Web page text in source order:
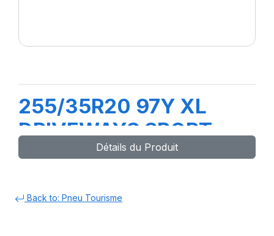
255/35R20 97Y XL
DRIVEWAYS SPORT +
Détails du Produit
Back to: Pneu Tourisme